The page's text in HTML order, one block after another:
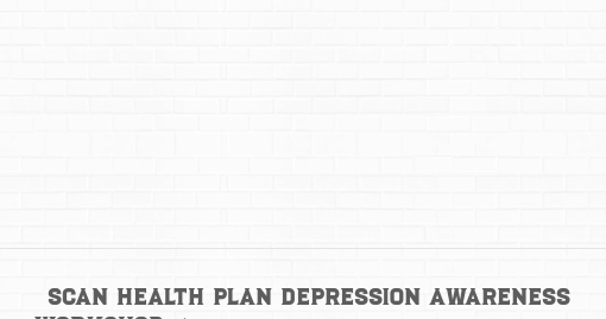
SCAN Health Plan Depression Awareness